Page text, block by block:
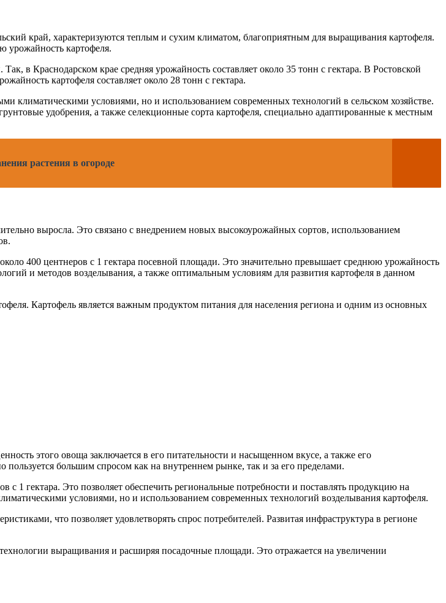
край, характеризуются теплым и сухим климатом, благоприятным для выращивания картофеля.
урожайность картофеля.
в Краснодарском крае средняя урожайность составляет около 35 тонн с гектара. В Ростовской
картофеля составляет около 28 тонн с гектара.
климатическими условиями, но и использованием современных технологий в сельском хозяйстве.
удобрения, а также селекционные сорта картофеля, специально адаптированные к местным
растения в огороде
выросла. Это связано с внедрением новых высокоурожайных сортов, использованием
400 центнеров с 1 гектара посевной площади. Это значительно превышает среднюю урожайность
и методов возделывания, а также оптимальным условиям для развития картофеля в данном
Картофель является важным продуктом питания для населения региона и одним из основных
этого овоща заключается в его питательности и насыщенном вкусе, а также его
пользуется большим спросом как на внутреннем рынке, так и за его пределами.
с 1 гектара. Это позволяет обеспечить региональные потребности и поставлять продукцию на
условиями, но и использованием современных технологий возделывания картофеля.
что позволяет удовлетворять спрос потребителей. Развитая инфраструктура в регионе
выращивания и расширяя посадочные площади. Это отражается на увеличении